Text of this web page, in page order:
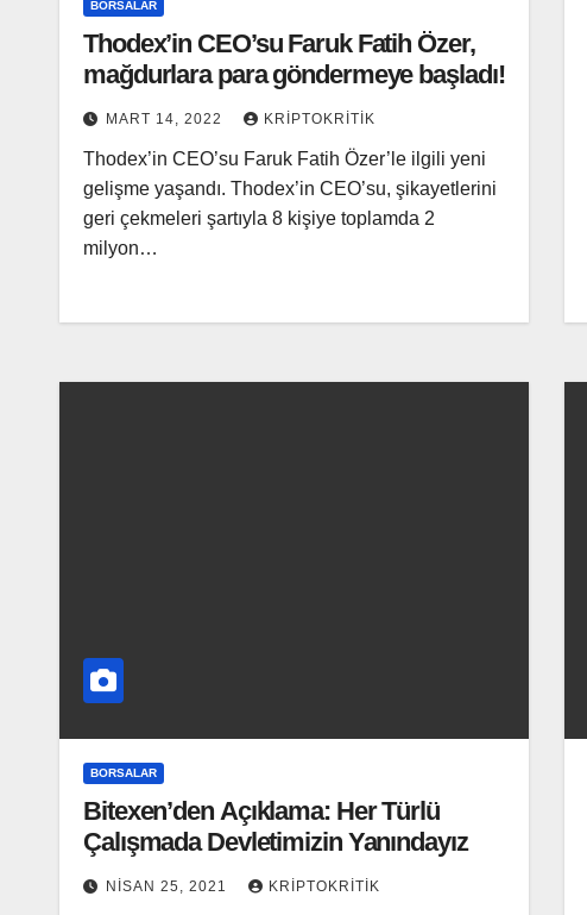
BORSALAR
Thodex’in CEO’su Faruk Fatih Özer,
mağdurlara para göndermeye başladı!
MART 14, 2022 KRIPTOKRITIK
Thodex’in CEO’su Faruk Fatih Özer’le ilgili yeni
gelişme yaşandı. Thodex’in CEO’su, şikayetlerini
geri çekmeleri şartıyla 8 kişiye toplamda 2
milyon…
BORSALAR
Bitexen’den Açıklama: Her Türlü
Çalışmada Devletimizin Yanındayız
NISAN 25, 2021 KRIPTOKRITIK